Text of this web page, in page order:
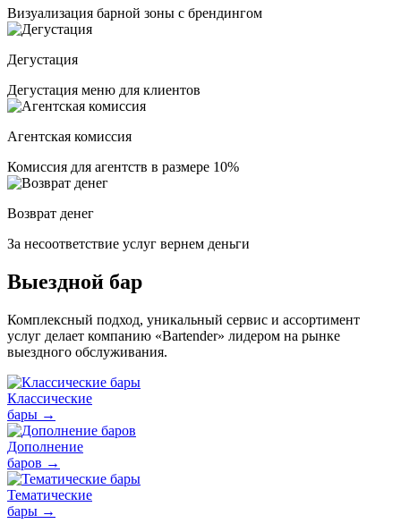
Визуализация барной зоны с брендингом
Дегустация
Дегустация меню для клиентов
Агентская комиссия
Комиссия для агентств в размере 10%
Возврат денег
За несоответствие услуг вернем деньги
Выездной бар
Комплексный подход, уникальный сервис и ассортимент
услуг делает компанию «Bartender» лидером на рынке
выездного обслуживания.
Классические
бары →
Дополнение
баров →
Тематические
бары →